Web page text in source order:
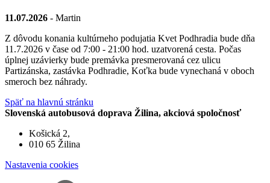
11.07.2026 - Martin
Z dôvodu konania kultúrneho podujatia Kvet Podhradia bude dňa
11.7.2026 v čase od 7:00 - 21:00 hod. uzatvorená cesta. Počas
úplnej uzávierky bude premávka presmerovaná cez ulicu
Partizánska, zastávka Podhradie, Koťka bude vynechaná v oboch
smeroch bez náhrady.
Späť na hlavnú stránku
Slovenská autobusová doprava Žilina, akciová spoločnosť
Košická 2,
010 65 Žilina
Nastavenia cookies